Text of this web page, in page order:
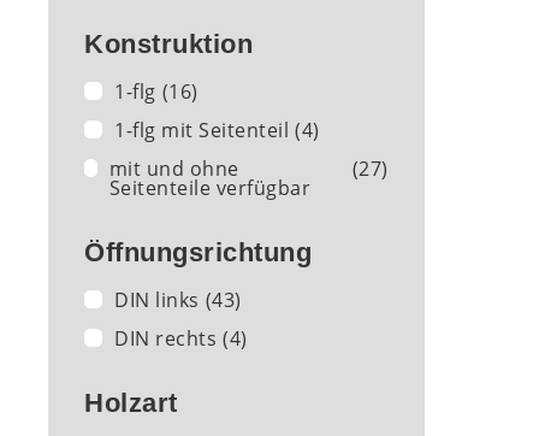
Konstruktion
1-flg (16)
1-flg mit Seitenteil (4)
mit und ohne
Seitenteile verfügbar
(27)
Öffnungsrichtung
DIN links (43)
DIN rechts (4)
Holzart